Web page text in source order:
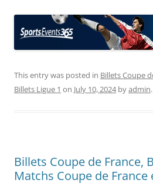
This entry was posted in Billets Coupe
Billets Ligue 1 on July 10, 2024byadmin.
Billets Coupe de France,
Matchs Coupe de France